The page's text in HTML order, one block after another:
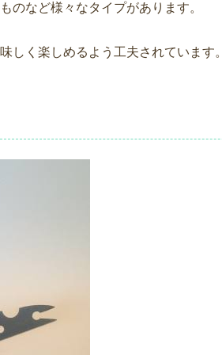
のなど様々なタイプがあります。
しく楽しめるよう工夫されています。